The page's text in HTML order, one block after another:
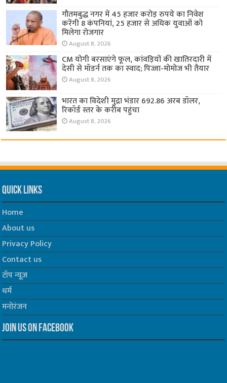
गौतमबुद्ध नगर में 45 हजार करोड़ रुपये का निवेश
करेंगी 8 कंपनियां, 25 हजार से अधिक युवाओं को
मिलेगा रोजगार
August 8, 2026
CM योगी बरसाएंगे फूल, कांवड़ियों की खातिरदारी में
देसी से मॉडर्न तक का स्वाद; पिज्जा-मोमोज भी तैयार
August 8, 2026
भारत का विदेशी मुद्रा भंडार 692.86 अरब डॉलर,
रिकॉर्ड स्तर के करीब पहुंचा
August 8, 2026
Quick Links
Home
About us
Privacy Policy
Contact us
टॉप न्यूज़
धर्म
मनोरंजन
Join us on Facebook